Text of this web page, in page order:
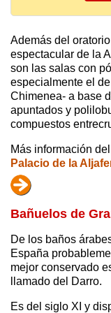
Además del
espectacular de la
son las salas con
especialmente el
Chimenea- a base
apuntados y
compuestos
Más información del
Palacio de la
Bañuelos de
De los baños
España
mejor conservado
llamado del Darro.
Es del siglo XI y